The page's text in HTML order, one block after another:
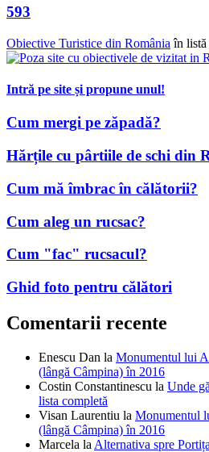
593
Obiective Turistice din România în listă
Intră pe site și propune unul!
Cum mergi pe zăpadă?
Hărțile cu pârtiile de schi din
Cum mă îmbrac în călătorii?
Cum aleg un rucsac?
Cum "fac" rucsacul?
Ghid foto pentru călători
Comentarii recente
Enescu Dan la Monumentul lui
(lângă Câmpina) în 2016
Costin Constantinescu la Unde
lista completă
Visan Laurentiu la Monumentul
(lângă Câmpina) în 2016
Marcela la Alternativa spre